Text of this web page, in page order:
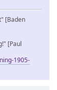
[Baden
[Paul
1905-